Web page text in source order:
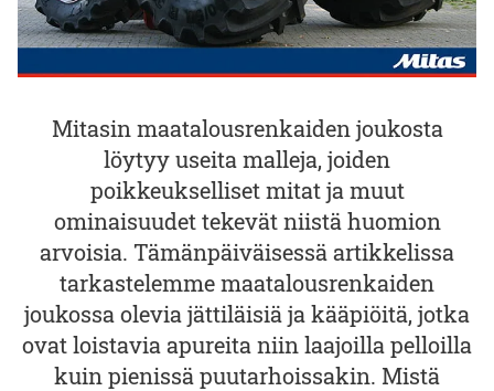
Mitasin maatalousrenkaiden joukosta
löytyy useita malleja, joiden
poikkeukselliset mitat ja muut
ominaisuudet tekevät niistä huomion
arvoisia. Tämänpäiväisessä artikkelissa
tarkastelemme maatalousrenkaiden
joukossa olevia jättiläisiä ja kääpiöitä, jotka
ovat loistavia apureita niin laajoilla pelloilla
kuin pienissä puutarhoissakin. Mistä